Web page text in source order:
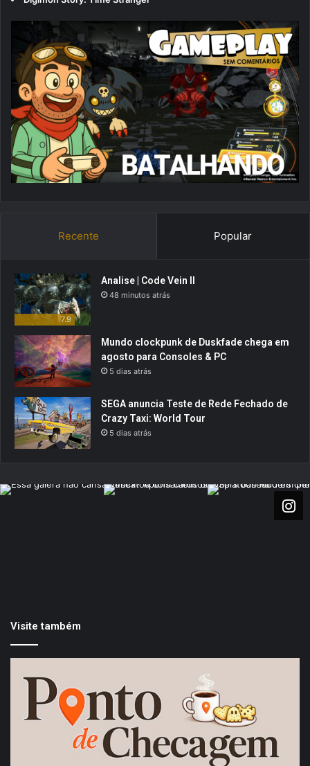
Recente Popular
7.9
Analise | Code Vein II
48 minutos atrás
Mundo clockpunk de Duskfade chega em
agosto para Consoles & PC
5 dias atrás
SEGA anuncia Teste de Rede Fechado de
Crazy Taxi: World Tour
5 dias atrás
Visite também